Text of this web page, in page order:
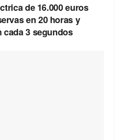
de 16.000 euros
en 20 horas y
3 segundos